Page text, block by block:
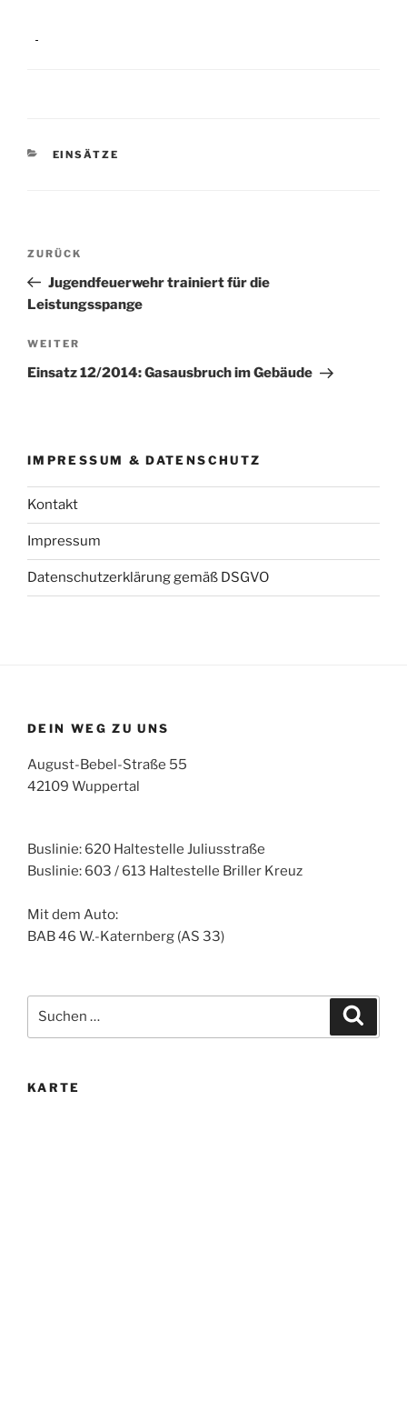
KATEGORIEN
EINSÄTZE
Beitragsnavigation
Vorheriger
Beitrag
ZURÜCK
Jugendfeuerwehr trainiert für die
Leistungsspange
Nächster
Beitrag
WEITER
Einsatz 12/2014: Gasausbruch im Gebäude
IMPRESSUM & DATENSCHUTZ
Kontakt
Impressum
Datenschutzerklärung gemäß DSGVO
DEIN WEG ZU UNS
August-Bebel-Straße 55
42109 Wuppertal
Buslinie: 620 Haltestelle Juliusstraße
Buslinie: 603 / 613 Haltestelle Briller Kreuz
Mit dem Auto:
BAB 46 W.-Katernberg (AS 33)
nach:
KARTE